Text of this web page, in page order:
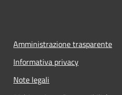
Amministrazione trasparente
Informativa privacy
Note legali